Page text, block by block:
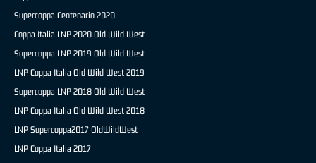
Supercoppa Centenario 2020
Coppa Italia LNP 2020 Old Wild West
Supercoppa LNP 2019 Old Wild West
LNP Coppa Italia Old Wild West 2019
Supercoppa LNP 2018 Old Wild West
LNP Coppa Italia Old Wild West 2018
LNP Supercoppa2017 OldWildWest
LNP Coppa Italia 2017